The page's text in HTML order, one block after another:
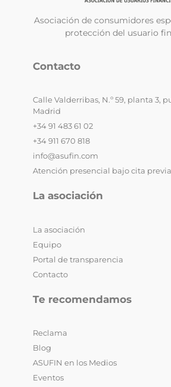
Asociación de consumidores
protección del usuario
Contacto
Calle Valderribas, N.º 59, planta 3,
Madrid
+34 91 483 61 02
+34 911 670 818
info@asufin.com
Atención presencial bajo cita previa
La asociación
La asociación
Equipo
Portal de transparencia
Contacto
Te recomendamos
Reclama
Blog
ASUFIN en los Medios
Eventos